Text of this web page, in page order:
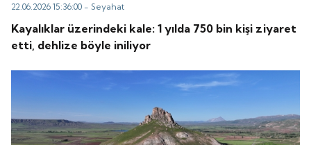
22.06.2026 15:36:00 -Seyahat
Kayalıklar üzerindeki kale: 1 yılda 750 bin kişi ziyaret
etti, dehlize böyle iniliyor